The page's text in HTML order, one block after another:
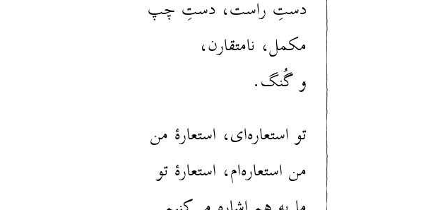
دستِ راست، دستِ چپ
مکمل، نامتقارن‌،
و گُنگ.
تو استعاره‌ای، استعارهٔ من
من استعاره‌ام، استعارهٔ تو